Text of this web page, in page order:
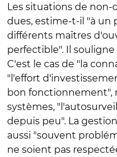
Les situations de
dues, estime-t-il "à un
différents maîtres
perfectible". Il
C'est le cas de "la
"l'effort
bon fonctionnement",
systèmes,
depuis peu". La
aussi "souvent
ne soient pas